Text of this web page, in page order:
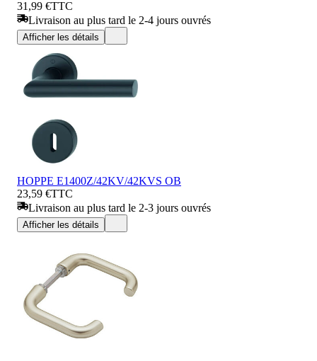
31,99 €TTC
Livraison au plus tard le 2-4 jours ouvrés
Afficher les détails
HOPPE E1400Z/42KV/42KVS OB
23,59 €TTC
Livraison au plus tard le 2-3 jours ouvrés
Afficher les détails